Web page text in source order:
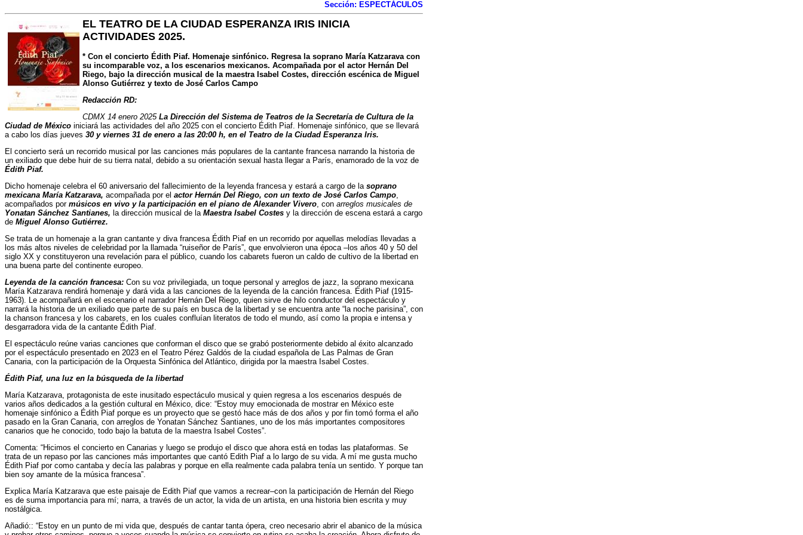
Sección: ESPECTÁCULOS
EL TEATRO DE LA CIUDAD ESPERANZA IRIS INICIA
ACTIVIDADES 2025.
* Con el concierto Édith Piaf. Homenaje sinfónico. Regresa la soprano María Katzarava con
su incomparable voz, a los escenarios mexicanos. Acompañada por el actor Hernán Del
Riego, bajo la dirección musical de la maestra Isabel Costes, dirección escénica de Miguel
Alonso Gutiérrez y texto de José Carlos Campo
Redacción RD:
CDMX 14 enero 2025 La Dirección del Sistema de Teatros de la Secretaría de Cultura de la
Ciudad de México iniciará las actividades del año 2025 con el concierto Édith Piaf. Homenaje sinfónico, que se llevará
a cabo los días jueves 30 y viernes 31 de enero a las 20:00 h, en el Teatro de la Ciudad Esperanza Iris.
El concierto será un recorrido musical por las canciones más populares de la cantante francesa narrando la historia de
un exiliado que debe huir de su tierra natal, debido a su orientación sexual hasta llegar a París, enamorado de la voz de
Édith Piaf.
Dicho homenaje celebra el 60 aniversario del fallecimiento de la leyenda francesa y estará a cargo de la soprano
mexicana María Katzarava, acompañada por el actor Hernán Del Riego, con un texto de José Carlos Campo,
acompañados por músicos en vivo y la participación en el piano de Alexander Vivero, con arreglos musicales de
Yonatan Sánchez Santianes, la dirección musical de la Maestra Isabel Costes y la dirección de escena estará a cargo
de Miguel Alonso Gutiérrez.
Se trata de un homenaje a la gran cantante y diva francesa Édith Piaf en un recorrido por aquellas melodías llevadas a
los más altos niveles de celebridad por la llamada “ruiseñor de París”, que envolvieron una época –los años 40 y 50 del
siglo XX y constituyeron una revelación para el público, cuando los cabarets fueron un caldo de cultivo de la libertad en
una buena parte del continente europeo.
Leyenda de la canción francesa: Con su voz privilegiada, un toque personal y arreglos de jazz, la soprano mexicana
María Katzarava rendirá homenaje y dará vida a las canciones de la leyenda de la canción francesa. Édith Piaf (1915-
1963). Le acompañará en el escenario el narrador Hernán Del Riego, quien sirve de hilo conductor del espectáculo y
narrará la historia de un exiliado que parte de su país en busca de la libertad y se encuentra ante “la noche parisina”, con
la chanson francesa y los cabarets, en los cuales confluían literatos de todo el mundo, así como la propia e intensa y
desgarradora vida de la cantante Édith Piaf.
El espectáculo reúne varias canciones que conforman el disco que se grabó posteriormente debido al éxito alcanzado
por el espectáculo presentado en 2023 en el Teatro Pérez Galdós de la ciudad española de Las Palmas de Gran
Canaria, con la participación de la Orquesta Sinfónica del Atlántico, dirigida por la maestra Isabel Costes.
Édith Piaf, una luz en la búsqueda de la libertad
María Katzarava, protagonista de este inusitado espectáculo musical y quien regresa a los escenarios después de
varios años dedicados a la gestión cultural en México, dice: “Estoy muy emocionada de mostrar en México este
homenaje sinfónico a Édith Piaf porque es un proyecto que se gestó hace más de dos años y por fin tomó forma el año
pasado en la Gran Canaria, con arreglos de Yonatan Sánchez Santianes, uno de los más importantes compositores
canarios que he conocido, todo bajo la batuta de la maestra Isabel Costes”.
Comenta: “Hicimos el concierto en Canarias y luego se produjo el disco que ahora está en todas las plataformas. Se
trata de un repaso por las canciones más importantes que cantó Edith Piaf a lo largo de su vida. A mí me gusta mucho
Édith Piaf por como cantaba y decía las palabras y porque en ella realmente cada palabra tenía un sentido. Y porque tan
bien soy amante de la música francesa”.
Explica María Katzarava que este paisaje de Edith Piaf que vamos a recrear–con la participación de Hernán del Riego
es de suma importancia para mí; narra, a través de un actor, la vida de un artista, en una historia bien escrita y muy
nostálgica.
Añadió:: “Estoy en un punto de mi vida que, después de cantar tanta ópera, creo necesario abrir el abanico de la música